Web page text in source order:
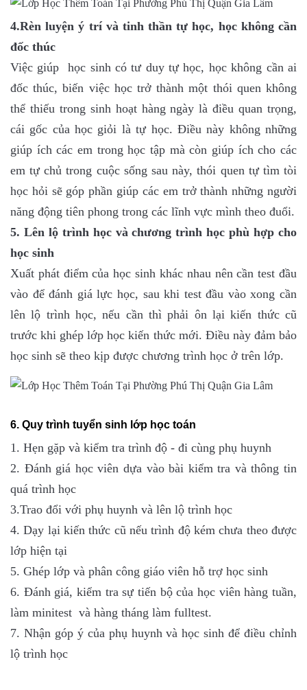
4.Rèn luyện ý trí và tinh thần tự học, học không cần
đốc thúc
Việc giúp học sinh có tư duy tự học, học không cần ai
đốc thúc, biến việc học trở thành một thói quen không
thể thiếu trong sinh hoạt hàng ngày là điều quan trọng,
cái gốc của học giỏi là tự học. Điều này không những
giúp ích các em trong học tập mà còn giúp ích cho các
em tự chủ trong cuộc sống sau này, thói quen tự tìm tòi
học hỏi sẽ góp phần giúp các em trở thành những người
năng động tiên phong trong các lĩnh vực mình theo đuổi.
5. Lên lộ trình học và chương trình học phù hợp cho
học sinh
Xuất phát điểm của học sinh khác nhau nên cần test đầu
vào để đánh giá lực học, sau khi test đầu vào xong cần
lên lộ trình học, nếu cần thì phải ôn lại kiến thức cũ
trước khi ghép lớp học kiến thức mới. Điều này đảm bảo
học sinh sẽ theo kịp được chương trình học ở trên lớp.
6. Quy trình tuyển sinh lớp học toán
1. Hẹn gặp và kiểm tra trình độ - đi cùng phụ huynh
2. Đánh giá học viên dựa vào bài kiểm tra và thông tin
quá trình học
3.Trao đổi với phụ huynh và lên lộ trình học
4. Dạy lại kiến thức cũ nếu trình độ kém chưa theo được
lớp hiện tại
5. Ghép lớp và phân công giáo viên hỗ trợ học sinh
6. Đánh giá, kiểm tra sự tiến bộ của học viên hàng tuần,
làm minitest và hàng tháng làm fulltest.
7. Nhận góp ý của phụ huynh và học sinh để điều chỉnh
lộ trình học